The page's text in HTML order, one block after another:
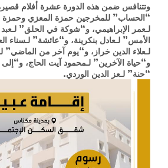
وتتنافس ضمن هذه الدورة عشرة أفلام
“الحساب” للمخرجين حمزة المعزي وحمزة
لـعمر الإبراهيمي، و“شوكة في الحلق” لـعبد
الأمس” لـعادل بنكرينة، و“عائشة” لـسناء
لـعلاء الدين خراز، و“يوم آخر من الماضي”
و“حياة الآخرين” لـمحمود آيت الحاج، و“إلى
“حنة” لـعز الدين الوردي.